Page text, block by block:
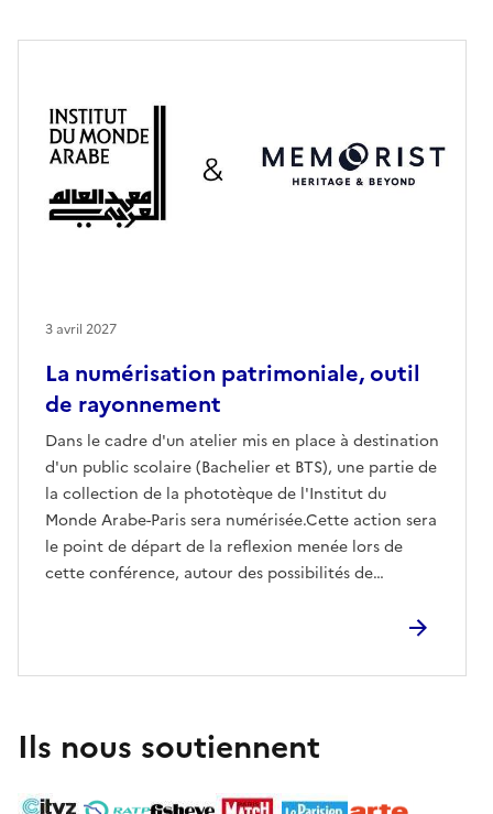
La numérisation patrimoniale, outil
de rayonnement
Dans le cadre d'un atelier mis en place à destination
d'un public scolaire (Bachelier et BTS), une partie de
la collection de la phototèque de l'Institut du
Monde Arabe-Paris sera numérisée.Cette action sera
le point de départ de la reflexion menée lors de
cette conférence, autour des possibilités de
3 avril 2027
Ils nous soutiennent